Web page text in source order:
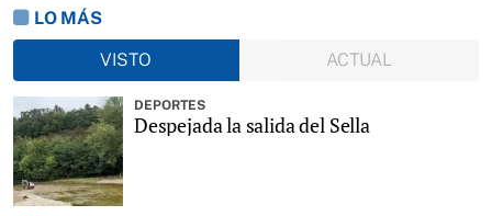
LO MÁS
VISTO
ACTUAL
DEPORTES
Despejada la salida del Sella